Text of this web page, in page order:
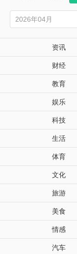
资讯
财经
教育
娱乐
科技
生活
体育
文化
旅游
美食
情感
汽车